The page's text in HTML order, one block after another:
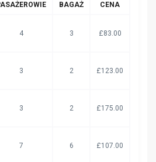
BAGAŻ CENA
4 3 £83.00
3 2 £123.00
3 2 £175.00
7 6 £107.00